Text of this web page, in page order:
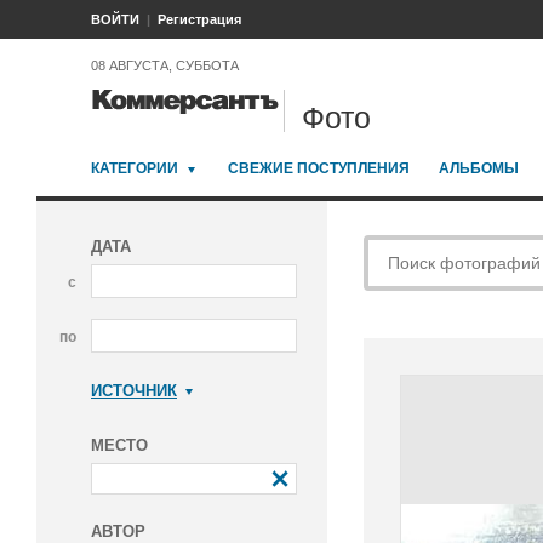
ВОЙТИ Регистрация
08 АВГУСТА, СУББОТА
Фото
КАТЕГОРИИ СВЕЖИЕ ПОСТУПЛЕНИЯ АЛЬБОМЫ
ДАТА
с
по
ИСТОЧНИК
МЕСТО
АВТОР